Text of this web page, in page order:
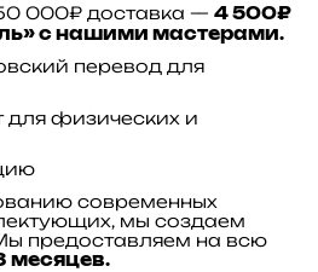
000₽ доставка — 4 500₽
с нашими мастерами.
перевод для
для физических и
современных
мы создаем
предоставляем на всю
месяцев.